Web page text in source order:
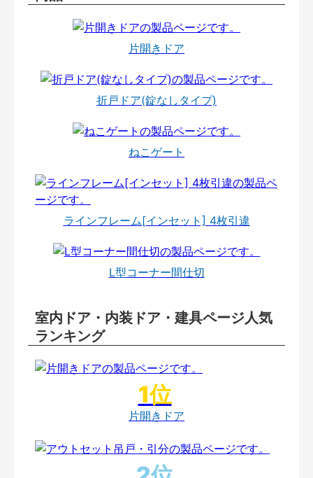
片開きドア
折戸ドア(錠なしタイプ)
ねこゲート
ラインフレーム[インセット] 4枚引違
L型コーナー間仕切
室内ドア・内装ドア・建具ページ人気
ランキング
片開きドア